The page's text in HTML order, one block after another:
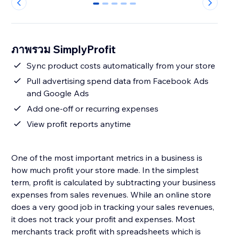
0 1 2 3 4
ภาพรวม SimplyProfit
Sync product costs automatically from your store
Pull advertising spend data from Facebook Ads
and Google Ads
Add one-off or recurring expenses
View profit reports anytime
One of the most important metrics in a business is
how much profit your store made. In the simplest
term, profit is calculated by subtracting your business
expenses from sales revenues. While an online store
does a very good job in tracking your sales revenues,
it does not track your profit and expenses. Most
merchants track profit with spreadsheets which is